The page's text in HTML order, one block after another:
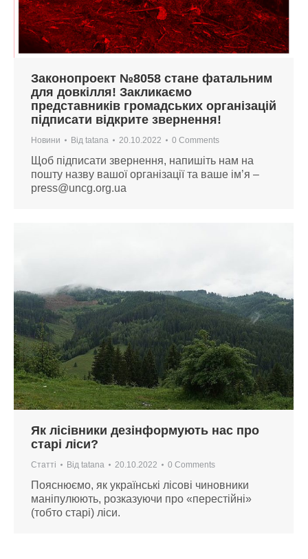
Законопроект №8058 стане фатальним
для довкілля! Закликаємо
представників громадських організацій
підписати відкрите звернення!
Новини Від tatana 20.10.2022 0 Comments
Щоб підписати звернення, напишіть нам на
пошту назву вашої організації та ваше ім’я –
press@uncg.org.ua
Як лісівники дезінформують нас про
старі ліси?
Статті Від tatana 20.10.2022 0 Comments
Пояснюємо, як українські лісові чиновники
маніпулюють, розказуючи про «перестійні»
(тобто старі) ліси.